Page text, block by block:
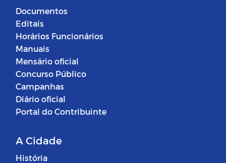
Documentos
Editais
Horários Funcionários
Manuais
Mensário oficial
Concurso Público
Campanhas
Diário oficial
Portal do Contribuinte
A Cidade
História